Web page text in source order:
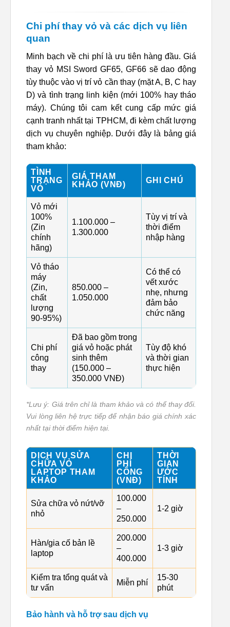
Chi phí thay vỏ và các dịch vụ liên
quan
Minh bạch về chi phí là ưu tiên hàng đầu. Giá
thay vỏ MSI Sword GF65, GF66 sẽ dao động
tùy thuộc vào vị trí vỏ cần thay (mặt A, B, C hay
D) và tình trạng linh kiện (mới 100% hay tháo
máy). Chúng tôi cam kết cung cấp mức giá
cạnh tranh nhất tại TPHCM, đi kèm chất lượng
dịch vụ chuyên nghiệp. Dưới đây là bảng giá
tham khảo:
TÌNH
TRẠNG
VỎ
GIÁ THAM
KHẢO (VNĐ)
GHI CHÚ
Vỏ mới
100%
(Zin
chính
hãng)
1.100.000 –
1.300.000
Tùy vị trí và
thời điểm
nhập hàng
Vỏ tháo
máy
(Zin,
chất
lượng
90-95%)
850.000 –
1.050.000
Có thể có
vết xước
nhẹ, nhưng
đảm bảo
chức năng
Chi phí
công
thay
Đã bao gồm trong
giá vỏ hoặc phát
sinh thêm
(150.000 –
350.000 VNĐ)
Tùy độ khó
và thời gian
thực hiện
*Lưu ý: Giá trên chỉ là tham khảo và có thể thay đổi.
Vui lòng liên hệ trực tiếp để nhận báo giá chính xác
nhất tại thời điểm hiện tại.
DỊCH VỤ SỬA
CHỮA VỎ
LAPTOP THAM
KHẢO
CHI
PHÍ
CÔNG
(VNĐ)
THỜI
GIAN
ƯỚC
TÍNH
Sửa chữa vỏ nứt/vỡ
nhỏ
100.000
–
250.000
1-2 giờ
Hàn/gia cố bản lề
laptop
200.000
–
400.000
1-3 giờ
Kiểm tra tổng quát và
tư vấn
Miễn phí
15-30
phút
Bảo hành và hỗ trợ sau dịch vụ